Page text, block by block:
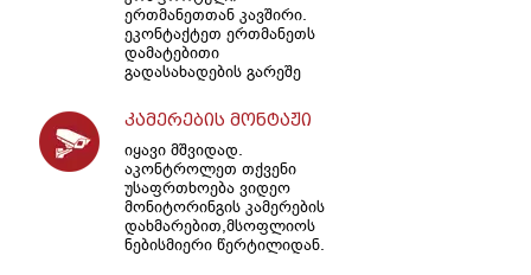
ერთმანეთთან კავშირი.
ეკონტაქტეთ ერთმანეთს
დამატებითი
გადასახადების გარეშე
კამერების მონტაჟი
იყავი მშვიდად.
აკონტროლეთ თქვენი
უსაფრთხოება ვიდეო
მონიტორინგის კამერების
დახმარებით,მსოფლიოს
ნებისმიერი წერტილიდან.